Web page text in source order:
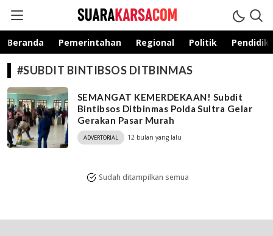
suarakarsa.com
Informasi terpercaya
Beranda Pemerintahan Regional Politik
#SUBDIT BINTIBSOS DITBINMAS
SEMANGAT KEMERDEKAAN! Subdit
Bintibsos Ditbinmas Polda Sultra Gelar
Gerakan Pasar Murah
ADVERTORIAL 12 bulan yang lalu
Sudah ditampilkan semua